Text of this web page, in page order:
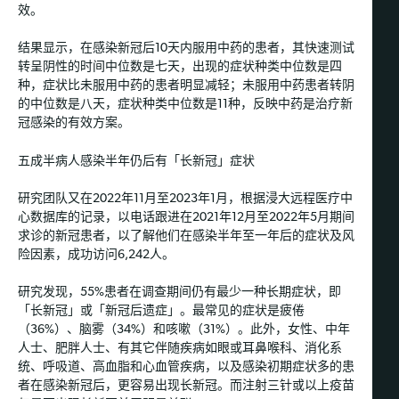
效。
结果显示，在感染新冠后10天内服用中药的患者，其快速测试
转呈阴性的时间中位数是七天，出现的症状种类中位数是四
种，症状比未服用中药的患者明显减轻；未服用中药患者转阴
的中位数是八天，症状种类中位数是11种，反映中药是治疗新
冠感染的有效方案。
五成半病人感染半年仍后有「长新冠」症状
研究团队又在2022年11月至2023年1月，根据浸大远程医疗中
心数据库的记录，以电话跟进在2021年12月至2022年5月期间
求诊的新冠患者，以了解他们在感染半年至一年后的症状及风
险因素，成功访问6,242人。
研究发现，55%患者在调查期间仍有最少一种长期症状，即
「长新冠」或「新冠后遗症」。最常见的症状是疲倦
（36%）、脑雾（34%）和咳嗽（31%）。此外，女性、中年
人士、肥胖人士、有其它伴随疾病如眼或耳鼻喉科、消化系
统、呼吸道、高血脂和心血管疾病，以及感染初期症状多的患
者在感染新冠后，更容易出现长新冠。而注射三针或以上疫苗